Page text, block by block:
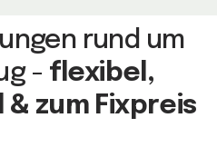
rund um
- flexibel,
zum Fixpreis